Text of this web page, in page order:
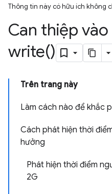
Thông tin này có hữu ích không
Can thiệp
write()
Trên trang này
Làm cách nào để khắc
Cách phát hiện thời
hưởng
Phát hiện thời điểm
2G